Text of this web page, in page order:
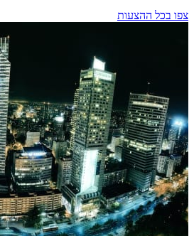
צפו בכל ההצעות